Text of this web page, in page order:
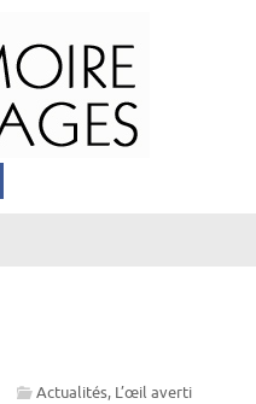
Actualités, L’œil averti